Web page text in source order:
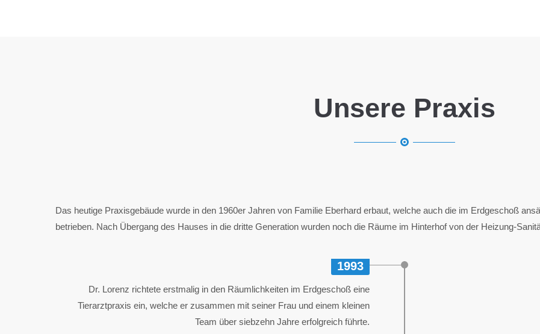
Unsere Praxis
Das heutige Praxisgebäude wurde in den 1960er Jahren von Familie Eberhard erbaut, welche auch die im Erdgeschoß
betrieben. Nach Übergang des Hauses in die dritte Generation wurden noch die Räume im Hinterhof von der Heizung-
1993
Dr. Lorenz richtete erstmalig in den Räumlichkeiten im Erdgeschoß eine
Tierarztpraxis ein, welche er zusammen mit seiner Frau und einem kleinen
Team über siebzehn Jahre erfolgreich führte.